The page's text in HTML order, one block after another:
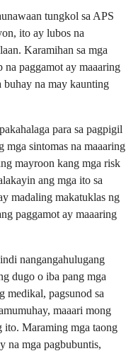
tungkol sa APS
ito ay lubos na
Karamihan sa mga
na paggamot ay maaaring
buhay na may kaunting
para sa pagpigil
sintomas na maaaring
mayroon kang mga risk
ang mga ito sa
madaling makatuklas ng
paggamot ay maaaring
nangangahulugang
dugo o iba pang mga
medikal, pagsunod sa
maaari mong
ito. Maraming mga taong
na mga pagbubuntis,